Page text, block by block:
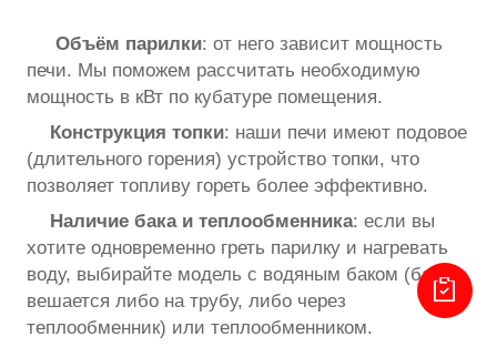
Объём парилки: от него зависит мощность
печи. Мы поможем рассчитать необходимую
мощность в кВт по кубатуре помещения.
Конструкция топки: наши печи имеют подовое
(длительного горения) устройство топки, что
позволяет топливу гореть более эффективно.
Наличие бака и теплообменника: если вы
хотите одновременно греть парилку и нагревать
воду, выбирайте модель с водяным баком (бак
вешается либо на трубу, либо через
теплообменник) или теплообменником.